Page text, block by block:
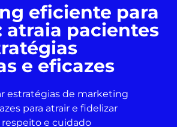
eficiente para
atraia pacientes
e eficazes
estratégias de marketing
para atrair e fidelizar
e cuidado